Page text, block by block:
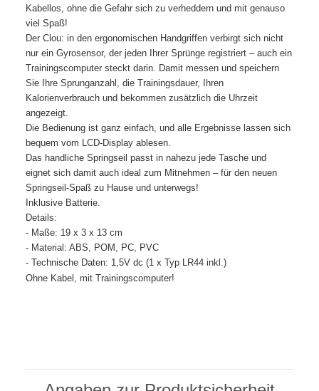
Kabellos, ohne die Gefahr sich zu verheddern und mit genauso
viel Spaß!
Der Clou: in den ergonomischen Handgriffen verbirgt sich nicht
nur ein Gyrosensor, der jeden Ihrer Sprünge registriert – auch ein
Trainingscomputer steckt darin. Damit messen und speichern
Sie Ihre Sprunganzahl, die Trainingsdauer, Ihren
Kalorienverbrauch und bekommen zusätzlich die Uhrzeit
angezeigt.
Die Bedienung ist ganz einfach, und alle Ergebnisse lassen sich
bequem vom LCD-Display ablesen.
Das handliche Springseil passt in nahezu jede Tasche und
eignet sich damit auch ideal zum Mitnehmen – für den neuen
Springseil-Spaß zu Hause und unterwegs!
Inklusive Batterie.
Details:
- Maße: 19 x 3 x 13 cm
- Material: ABS, POM, PC, PVC
- Technische Daten: 1,5V dc (1 x Typ LR44 inkl.)
Ohne Kabel, mit Trainingscomputer!